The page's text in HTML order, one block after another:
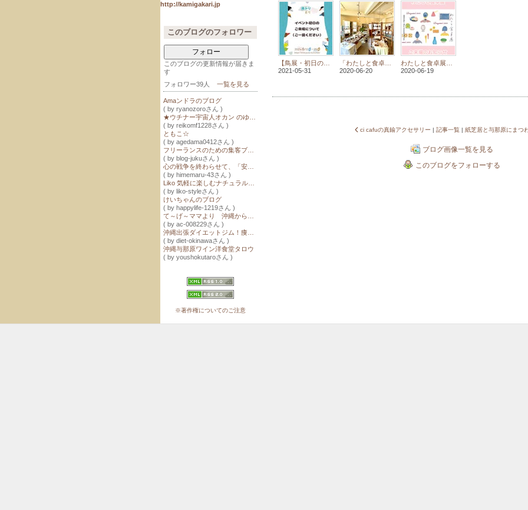
http://kamigakari.jp
このブログのフォロワー
フォロー
このブログの更新情報が届きま
す
フォロワー39人
一覧を見る
Amaンドラのブログ
( by ryanozoroさん )
( by reikomf1228さん )
ともこ☆
( by agedama0412さん )
( by blog-jukuさん )
( by himemaru-43さん )
( by liko-styleさん )
けいちゃんのブログ
( by happylife-1219さん )
( by ac-008229さん )
( by diet-okinawaさん )
沖縄与那原ワイン洋食堂タロウ
( by youshokutaroさん )
※著作権についてのご注意
2021-05-31
2020-06-20
2020-06-19
ci cafuの真鍮アクセサリー | 記事一覧 |
ブログ画像一覧を見る
このブログをフォローする